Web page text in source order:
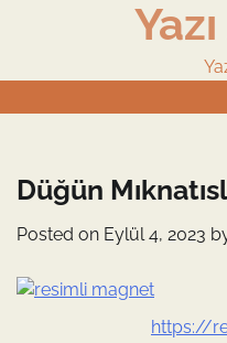
Düğün
Posted on Eylül 4, 2023
https://